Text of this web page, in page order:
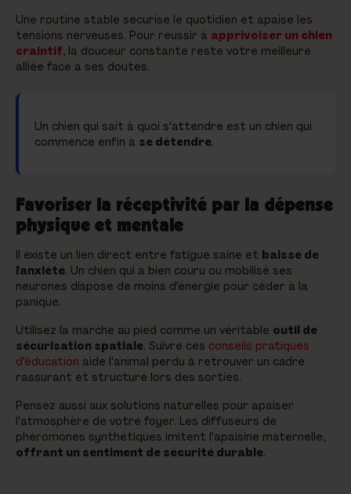
Une routine stable sécurise le quotidien et apaise les
tensions nerveuses. Pour réussir à apprivoiser un chien
craintif, la douceur constante reste votre meilleure
alliée face à ses doutes.
Un chien qui sait à quoi s'attendre est un chien qui
commence enfin à se détendre.
Favoriser la réceptivité par la dépense
physique et mentale
Il existe un lien direct entre fatigue saine et baisse de
l'anxiété. Un chien qui a bien couru ou mobilisé ses
neurones dispose de moins d'énergie pour céder à la
panique.
Utilisez la marche au pied comme un véritable outil de
sécurisation spatiale. Suivre ces conseils pratiques
d'éducation aide l'animal perdu à retrouver un cadre
rassurant et structuré lors des sorties.
Pensez aussi aux solutions naturelles pour apaiser
l'atmosphère de votre foyer. Les diffuseurs de
phéromones synthétiques imitent l'apaisine maternelle,
offrant un sentiment de sécurité durable.